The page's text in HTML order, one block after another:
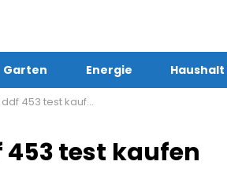
Garten Energie Haushalt
453 test kaufen
test kaufen